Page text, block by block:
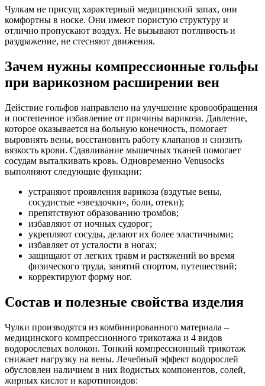
Чулкам не присущ характерный медицинский запах, они
комфортны в носке. Они имеют пористую структуру и
отлично пропускают воздух. Не вызывают потливость и
раздражение, не стесняют движения.
Зачем нужны компрессионные гольфы
при варикозном расширении вен
Действие гольфов направлено на улучшение кровообращения
и постепенное избавление от причины варикоза. Давление,
которое оказывается на больную конечность, помогает
выровнять вены, восстановить работу клапанов и снизить
вязкость крови. Сдавливание мышечных тканей помогает
сосудам выталкивать кровь. Одновременно Venusocks
выполняют следующие функции:
устраняют проявления варикоза (вздутые вены,
сосудистые «звездочки», боли, отеки);
препятствуют образованию тромбов;
избавляют от ночных судорог;
укрепляют сосуды, делают их более эластичными;
избавляет от усталости в ногах;
защищают от легких травм и растяжений во время
физического труда, занятий спортом, путешествий;
корректируют форму ног.
Состав и полезные свойства изделия
Чулки производятся из комбинированного материала –
медицинского компрессионного трикотажа и 4 видов
водорослевых волокон. Тонкий компрессионный трикотаж
снижает нагрузку на вены. Лечебный эффект водорослей
обусловлен наличием в них йодистых компонентов, солей,
жирных кислот и каротиноидов: